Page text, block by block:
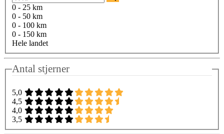
0 - 25 km
0 - 50 km
0 - 100 km
0 - 150 km
Hele landet
Antal stjerner
5,0
4,5
4,0
3,5